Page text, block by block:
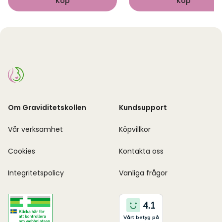
Om Graviditetskollen
Vår verksamhet
Cookies
Integritetspolicy
Kundsupport
Köpvillkor
Kontakta oss
Vanliga frågor